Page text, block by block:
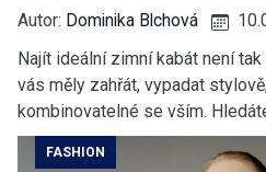
Autor: Dominika Blchová
Najít ideální zimní kabát není
vás měly zahřát, vypadat
kombinovatelné se vším.
FASHION